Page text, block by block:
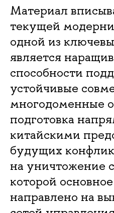
Материал
текущей
одной из
является
способности
устойчивые
многодоменные
подготовка
китайскими
будущих
на уничтожение
которой
направлено на